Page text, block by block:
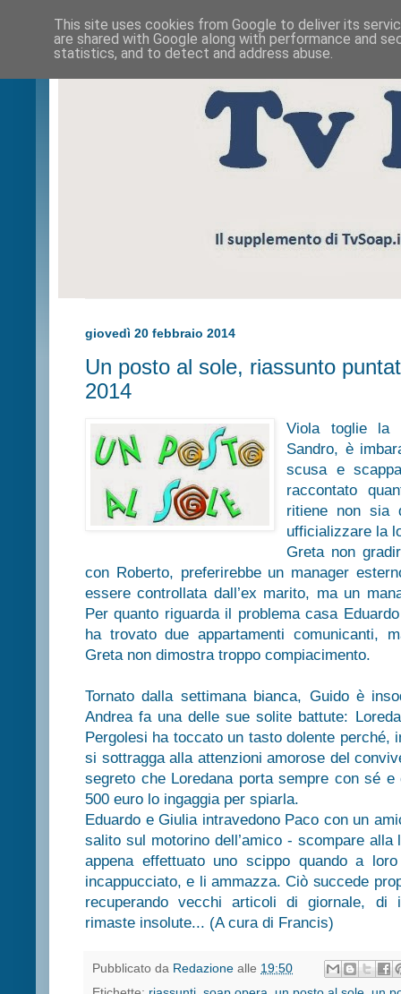
giovedì 20 febbraio 2014
Un posto al sole, riassunto
2014
Viola toglie la
Sandro, è
scusa e
raccontato
ritiene non sia
ufficializzare la
Greta non
con Roberto, preferirebbe un manager
essere controllata dall’ex marito, ma un
Per quanto riguarda il problema casa
ha trovato due appartamenti comunicanti,
Greta non dimostra troppo compiacimento.
Tornato dalla settimana bianca, Guido è
Andrea fa una delle sue solite battute:
Pergolesi ha toccato un tasto dolente perché,
si sottragga alla attenzioni amorose del
segreto che Loredana porta sempre con sé
500 euro lo ingaggia per spiarla.
Eduardo e Giulia intravedono Paco con un
salito sul motorino dell’amico - scompare
appena effettuato uno scippo quando a
incappucciato, e li ammazza. Ciò succede
recuperando vecchi articoli di giornale, di
rimaste insolute... (A cura di Francis)
Pubblicato da Redazione alle 19:50
This site uses cookies from Google to deliver its
are shared with Google along with performance and
statistics, and to detect and address abuse.